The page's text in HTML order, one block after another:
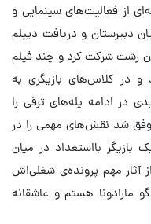
از فعالیت‌های سینمایی و
دبیرستان و دریافت دیپلم
رشت شرکت کرد و چند فیلم
و در کلاس‌های بازیگری به
در ادامه پله‌های ترقی را
شد نقش‌های مهمی را در
بازیگر بااستعداد در میان
آثار مهم پرونده‌ی شغلی‌اش
مارادونا هستم و عاشقانه